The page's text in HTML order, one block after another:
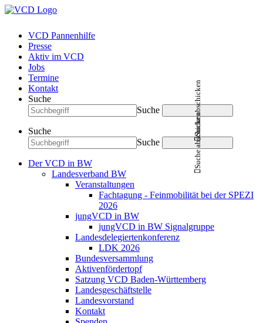
VCD Pannenhilfe
Presse
Aktiv im VCD
Jobs
Termine
Kontakt
Suche
Suche
Suche abschicken
Suche
Suche
Suche abschicken
Der VCD in BW
Landesverband BW
Veranstaltungen
Fachtagung - Feinmobilität bei der SPEZI
2026
jungVCD in BW
jungVCD in BW Signalgruppe
Landesdelegiertenkonferenz
LDK 2026
Bundesversammlung
Aktivenfördertopf
Satzung VCD Baden-Württemberg
Landesgeschäftstelle
Landesvorstand
Kontakt